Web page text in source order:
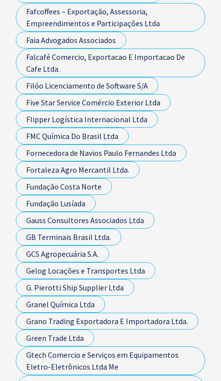
Fafcoffees – Exportação, Assessoria,
Empreendimentos e Participações Ltda
Faia Advogados Associados
Falcafé Comercio, Exportacao E Importacao De
Cafe Ltda.
Filóo Licenciamento de Software S/A
Five Star Service Comércio Exterior Ltda
Flipper Logística Internacional Ltda
FMC Química Do Brasil Ltda
Fornecedora de Navios Paulo Fernandes Ltda
Fortaleza Agro Mercantil Ltda.
Fundação Costa Norte
Fundação Lusíada
Gauss Consultores Associados Ltda
GB Terminais Brasil Ltda.
GCS Agropecuária S.A.
Gelog Locações e Transportes Ltda
G. Pierotti Ship Supplier Ltda
Granel Química Ltda
Grano Trading Exportadora E Importadora Ltda.
Green Trade Ltda
Gtech Comercio e Serviços em Equipamentos
Eletro-Eletrônicos Ltda Me